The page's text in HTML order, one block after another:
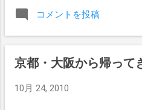
設定したPB商品のFOBが、採
のこと。 で、最初の頃はPB
上がったそうなのだが、PB商
買うようになった。 その他
ある自社ブランド商品が売れ
コメントを投稿
京都・大阪から帰って
10月 24, 2010